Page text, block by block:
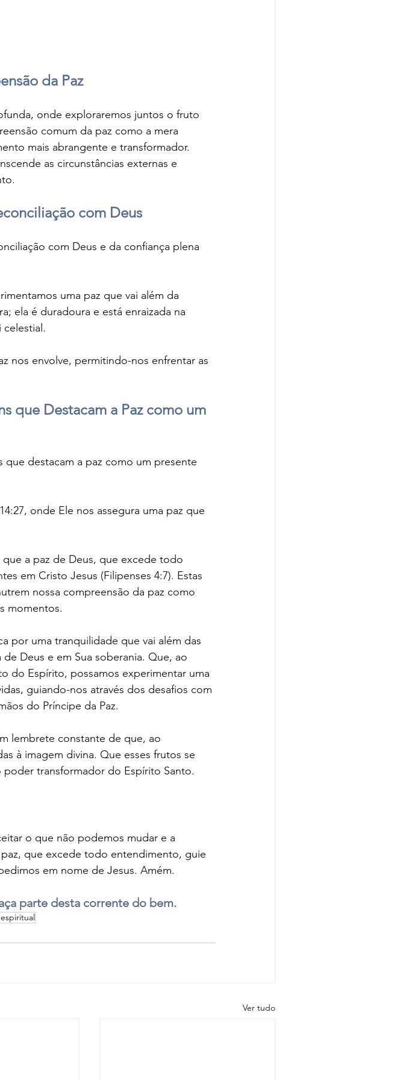
da Paz
onde exploraremos juntos o fruto
comum da paz como a mera
mais abrangente e transformador.
as circunstâncias externas e
com Deus
uma paz que vai além da
ela é duradoura e está enraizada na
nos envolve, permitindo-nos enfrentar as
que Destacam a Paz como um
que destacam a paz como um presente
onde Ele nos assegura uma paz que
em Cristo Jesus (Filipenses 4:7). Estas
nossa compreensão da paz como
momentos.
por uma tranquilidade que vai além das
Deus e em Sua soberania. Que, ao
do Espírito, possamos experimentar uma
guiando-nos através dos desafios com
do Príncipe da Paz.
lembrete constante de que, ao
à imagem divina. Que esses frutos se
transformador do Espírito Santo.
o que não podemos mudar e a
que excede todo entendimento, guie
em nome de Jesus. Amém.
parte desta corrente do bem.
Ver tudo